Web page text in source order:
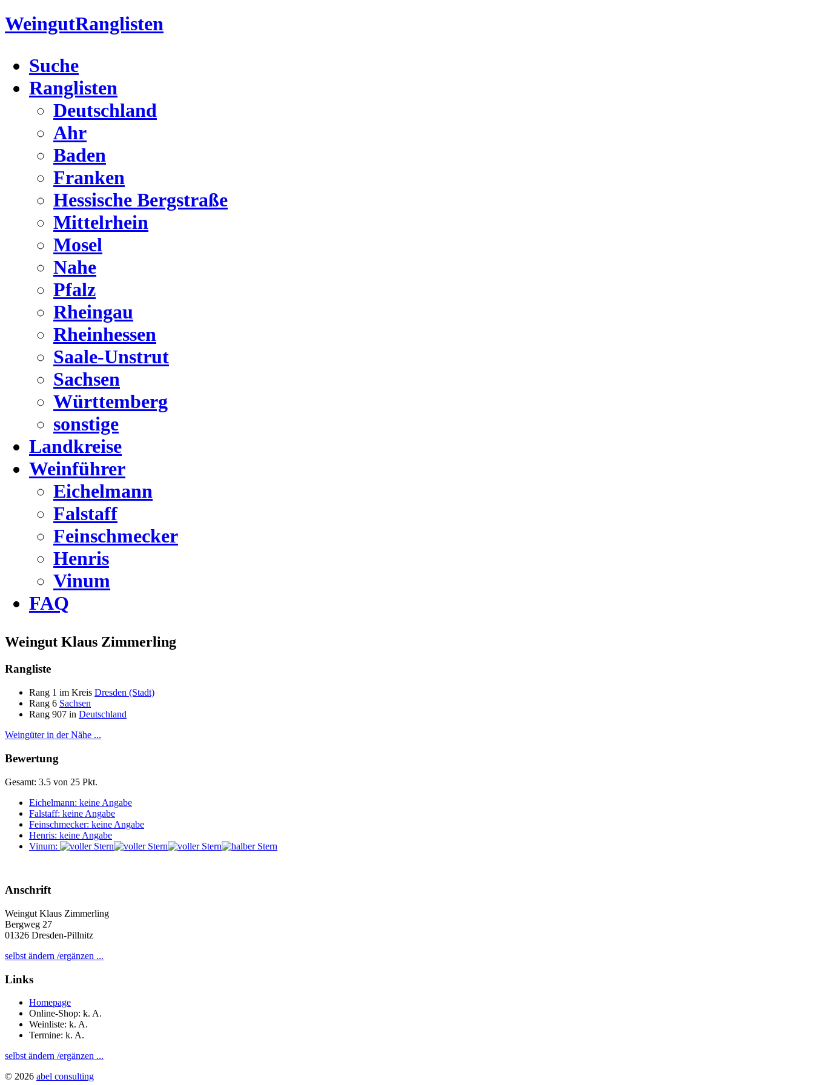
WeingutRanglisten
Suche
Ranglisten
Deutschland
Ahr
Baden
Franken
Hessische Bergstraße
Mittelrhein
Mosel
Nahe
Pfalz
Rheingau
Rheinhessen
Saale-Unstrut
Sachsen
Württemberg
sonstige
Landkreise
Weinführer
Eichelmann
Falstaff
Feinschmecker
Henris
Vinum
FAQ
Weingut Klaus Zimmerling
Rangliste
Rang 1 im Kreis Dresden (Stadt)
Rang 6 Sachsen
Rang 907 in Deutschland
Weingüter in der Nähe ...
Bewertung
Gesamt: 3.5 von 25 Pkt.
Eichelmann: keine Angabe
Falstaff: keine Angabe
Feinschmecker: keine Angabe
Henris: keine Angabe
Vinum:
Anschrift
Weingut Klaus Zimmerling
Bergweg 27
01326 Dresden-Pillnitz
selbst ändern /ergänzen ...
Links
Homepage
Online-Shop: k. A.
Weinliste: k. A.
Termine: k. A.
selbst ändern /ergänzen ...
© 2026 abel consulting